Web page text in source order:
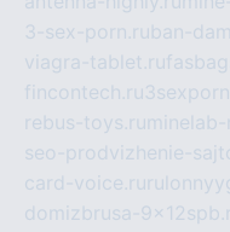
3-sex-porn.ruban-
viagra-tablet.ru
fincontech.ru
rebus-toys.ru
seo-prodvizhenie-
card-voice.ru
domizbrusa-